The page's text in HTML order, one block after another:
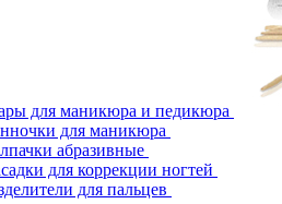
для маникюра и педикюра
для маникюра
абразивные
для коррекции ногтей
для пальцев